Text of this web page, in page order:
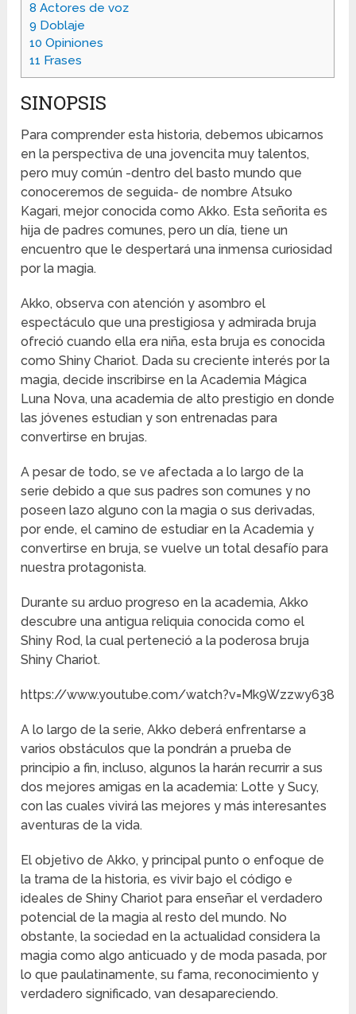
8 Actores de voz
9 Doblaje
10 Opiniones
11 Frases
SINOPSIS
Para comprender esta historia, debemos ubicarnos
en la perspectiva de una jovencita muy talentos,
pero muy común -dentro del basto mundo que
conoceremos de seguida- de nombre Atsuko
Kagari, mejor conocida como Akko. Esta señorita es
hija de padres comunes, pero un día, tiene un
encuentro que le despertará una inmensa curiosidad
por la magia.
Akko, observa con atención y asombro el
espectáculo que una prestigiosa y admirada bruja
ofreció cuando ella era niña, esta bruja es conocida
como Shiny Chariot. Dada su creciente interés por la
magia, decide inscribirse en la Academia Mágica
Luna Nova, una academia de alto prestigio en donde
las jóvenes estudian y son entrenadas para
convertirse en brujas.
A pesar de todo, se ve afectada a lo largo de la
serie debido a que sus padres son comunes y no
poseen lazo alguno con la magia o sus derivadas,
por ende, el camino de estudiar en la Academia y
convertirse en bruja, se vuelve un total desafío para
nuestra protagonista.
Durante su arduo progreso en la academia, Akko
descubre una antigua reliquia conocida como el
Shiny Rod, la cual perteneció a la poderosa bruja
Shiny Chariot.
https://www.youtube.com/watch?v=Mk9Wzzwy638
A lo largo de la serie, Akko deberá enfrentarse a
varios obstáculos que la pondrán a prueba de
principio a fin, incluso, algunos la harán recurrir a sus
dos mejores amigas en la academia: Lotte y Sucy,
con las cuales vivirá las mejores y más interesantes
aventuras de la vida.
El objetivo de Akko, y principal punto o enfoque de
la trama de la historia, es vivir bajo el código e
ideales de Shiny Chariot para enseñar el verdadero
potencial de la magia al resto del mundo. No
obstante, la sociedad en la actualidad considera la
magia como algo anticuado y de moda pasada, por
lo que paulatinamente, su fama, reconocimiento y
verdadero significado, van desapareciendo.